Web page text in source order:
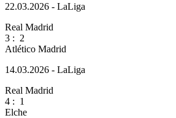
22.03.2026 - LaLiga
Real Madrid
3 : 2
Atlético Madrid
14.03.2026 - LaLiga
Real Madrid
4 : 1
Elche